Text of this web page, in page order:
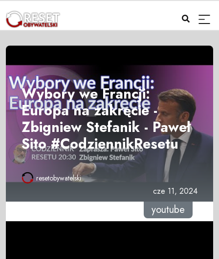
Wybory we Francji:
Europa na zakręcie -
Zbigniew Stefanik - Paweł
Sito #CodziennikResetu
resetobywatelski
cze 11, 2024
youtube